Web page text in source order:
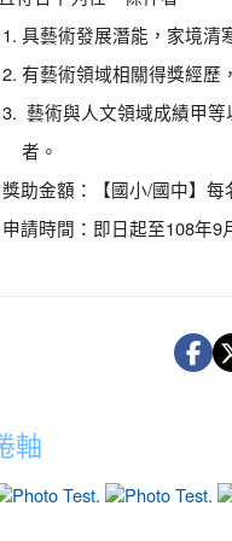
具藝術發展潛能，家境清
有藝術領域相關得獎經歷
藝術與人文領域成績甲
者。
助金額：【國小/國中】每
請時間：即日起至108年9
軸
photo-6